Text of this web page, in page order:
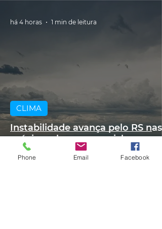
Instabilidade avança pelo RS nas
próximas horas com ciclone,
tempestades e vendavais
CLIMA
há 4 horas 1 min de leitura
Phone Email Facebook